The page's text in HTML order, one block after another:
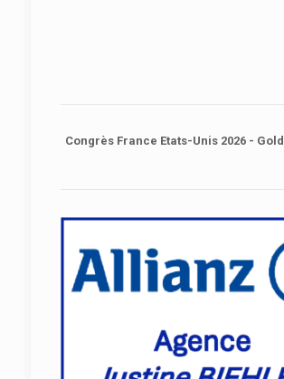
Congrès France Etats-Unis 2026 -